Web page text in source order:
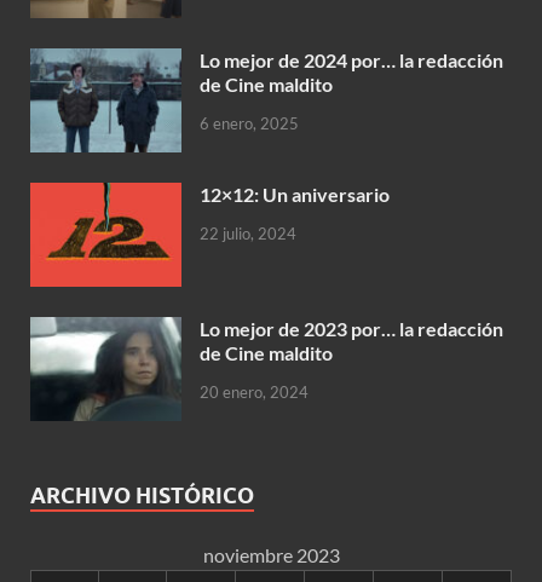
Lo mejor de 2024 por… la redacción
de Cine maldito
6 enero, 2025
12×12: Un aniversario
22 julio, 2024
Lo mejor de 2023 por… la redacción
de Cine maldito
20 enero, 2024
ARCHIVO HISTÓRICO
noviembre 2023